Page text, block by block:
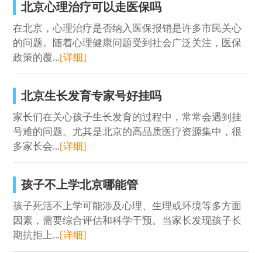
说话晚
成绩差
常流口水
足外翻
北京心理治疗可以走医保吗
在北京，心理治疗是否纳入医保报销是许多市民关心
的问题。随着心理健康问题受到社会广泛关注，医保
政策的覆...[详细]
北京生长发育专家号好挂吗
家长们在关心孩子生长发育的过程中，常常会遇到挂
号难的问题。尤其是北京的高品质医疗资源集中，很
多家长会...[详细]
孩子不上学北京哪能管
孩子死活不上学可能涉及心理、生理或环境等多方面
因素，需要综合评估和科学干预。当家长发现孩子长
期抗拒上...[详细]